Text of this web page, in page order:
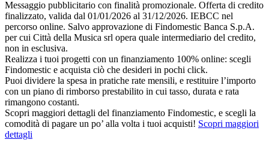
Messaggio pubblicitario con finalità promozionale. Offerta di credito
finalizzato, valida dal 01/01/2026 al 31/12/2026. IEBCC nel
percorso online. Salvo approvazione di Findomestic Banca S.p.A.
per cui Città della Musica srl opera quale intermediario del credito,
non in esclusiva.
Realizza i tuoi progetti con un finanziamento 100% online: scegli
Findomestic e acquista ciò che desideri in pochi click.
Puoi dividere la spesa in pratiche rate mensili, e restituire l’importo
con un piano di rimborso prestabilito in cui tasso, durata e rata
rimangono costanti.
Scopri maggiori dettagli del finanziamento Findomestic, e scegli la
comodità di pagare un po’ alla volta i tuoi acquisti! Scopri maggiori
dettagli